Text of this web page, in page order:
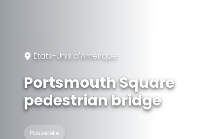
États-Unis d'Amérique
Portsmouth Square
pedestrian bridge
Passerelle